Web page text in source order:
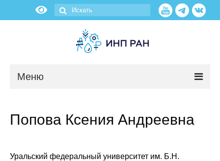
Меню
Попова Ксения Андреевна
Уральский федеральный университет им. Б.Н.